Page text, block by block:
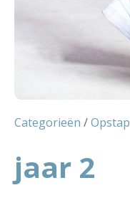
Categorieën /Opstap
jaar 2